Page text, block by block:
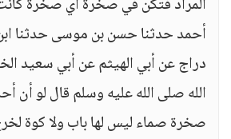
المراد فتكن في صخرة أي صخرة كانت
أحمد حدثنا حسن بن موسى حدثنا
دراج عن أبي الهيثم عن أبي سعيد
الله صلى الله عليه وسلم قال لو أن
صخرة صماء ليس لها باب ولا كوة